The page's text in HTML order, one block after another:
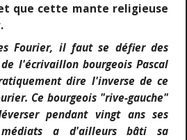
que cette mante religieuse
Fourier, il faut se défier des
l'écrivaillon bourgeois Pascal
dire l'inverse de ce
Ce bourgeois "rive-gauche"
pendant vingt ans ses
a d'ailleurs bâti sa